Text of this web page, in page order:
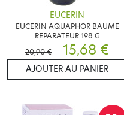
EUCERIN
EUCERIN AQUAPHOR BAUME
REPARATEUR 198 G
20,90 €
15,68 €
AJOUTER AU PANIER